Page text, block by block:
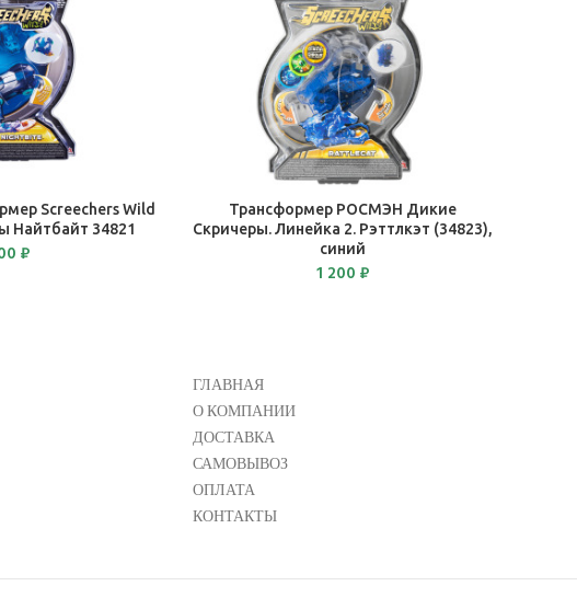
Screechers Wild
Найтбайт 34821
₽
В КОРЗИНУ
Трансформер РОСМЭН Дикие
Скричеры. Линейка 2. Рэттлкэт (34823),
синий
1 200₽
ГЛАВНАЯ
О КОМПАНИИ
ДОСТАВКА
САМОВЫВОЗ
ОПЛАТА
КОНТАКТЫ